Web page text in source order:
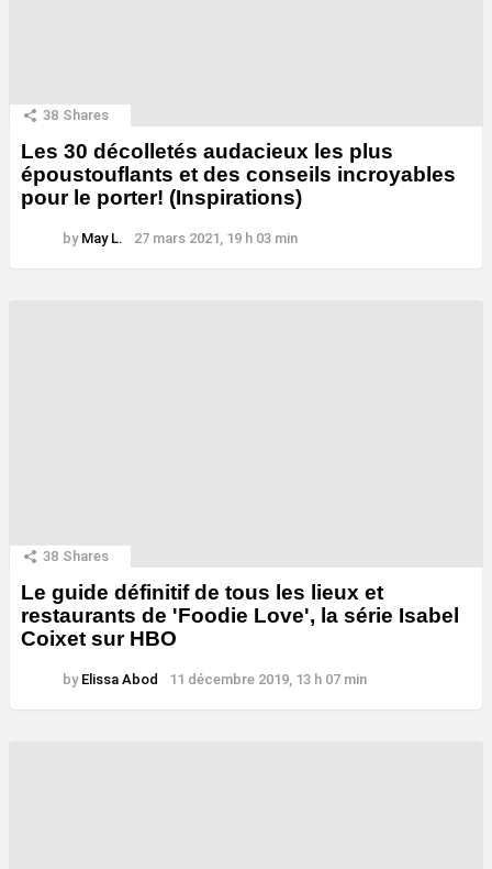
38 Shares
Les 30 décolletés audacieux les plus
époustouflants et des conseils incroyables
pour le porter! (Inspirations)
by May L. 27 mars 2021, 19 h 03 min
38 Shares
Le guide définitif de tous les lieux et
restaurants de 'Foodie Love', la série Isabel
Coixet sur HBO
by Elissa Abod 11 décembre 2019, 13 h 07 min